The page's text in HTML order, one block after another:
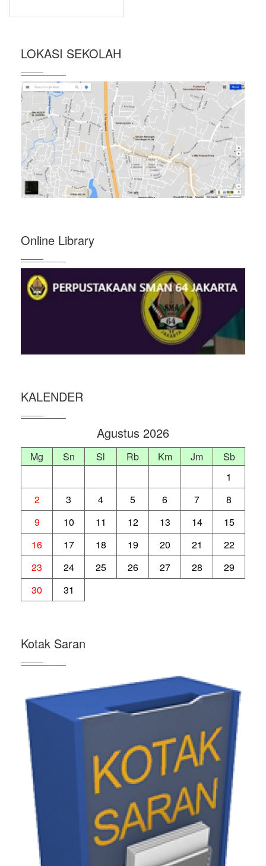
LOKASI SEKOLAH
Online Library
KALENDER
Agustus 2026
Mg Sn Sl Rb Km Jm
Sb
1
2
3 4 5 6 7
8
9
10 11 12 13 14
15
16
17 18 19 20 21
22
23
24 25 26 27 28
29
30
31
Kotak Saran